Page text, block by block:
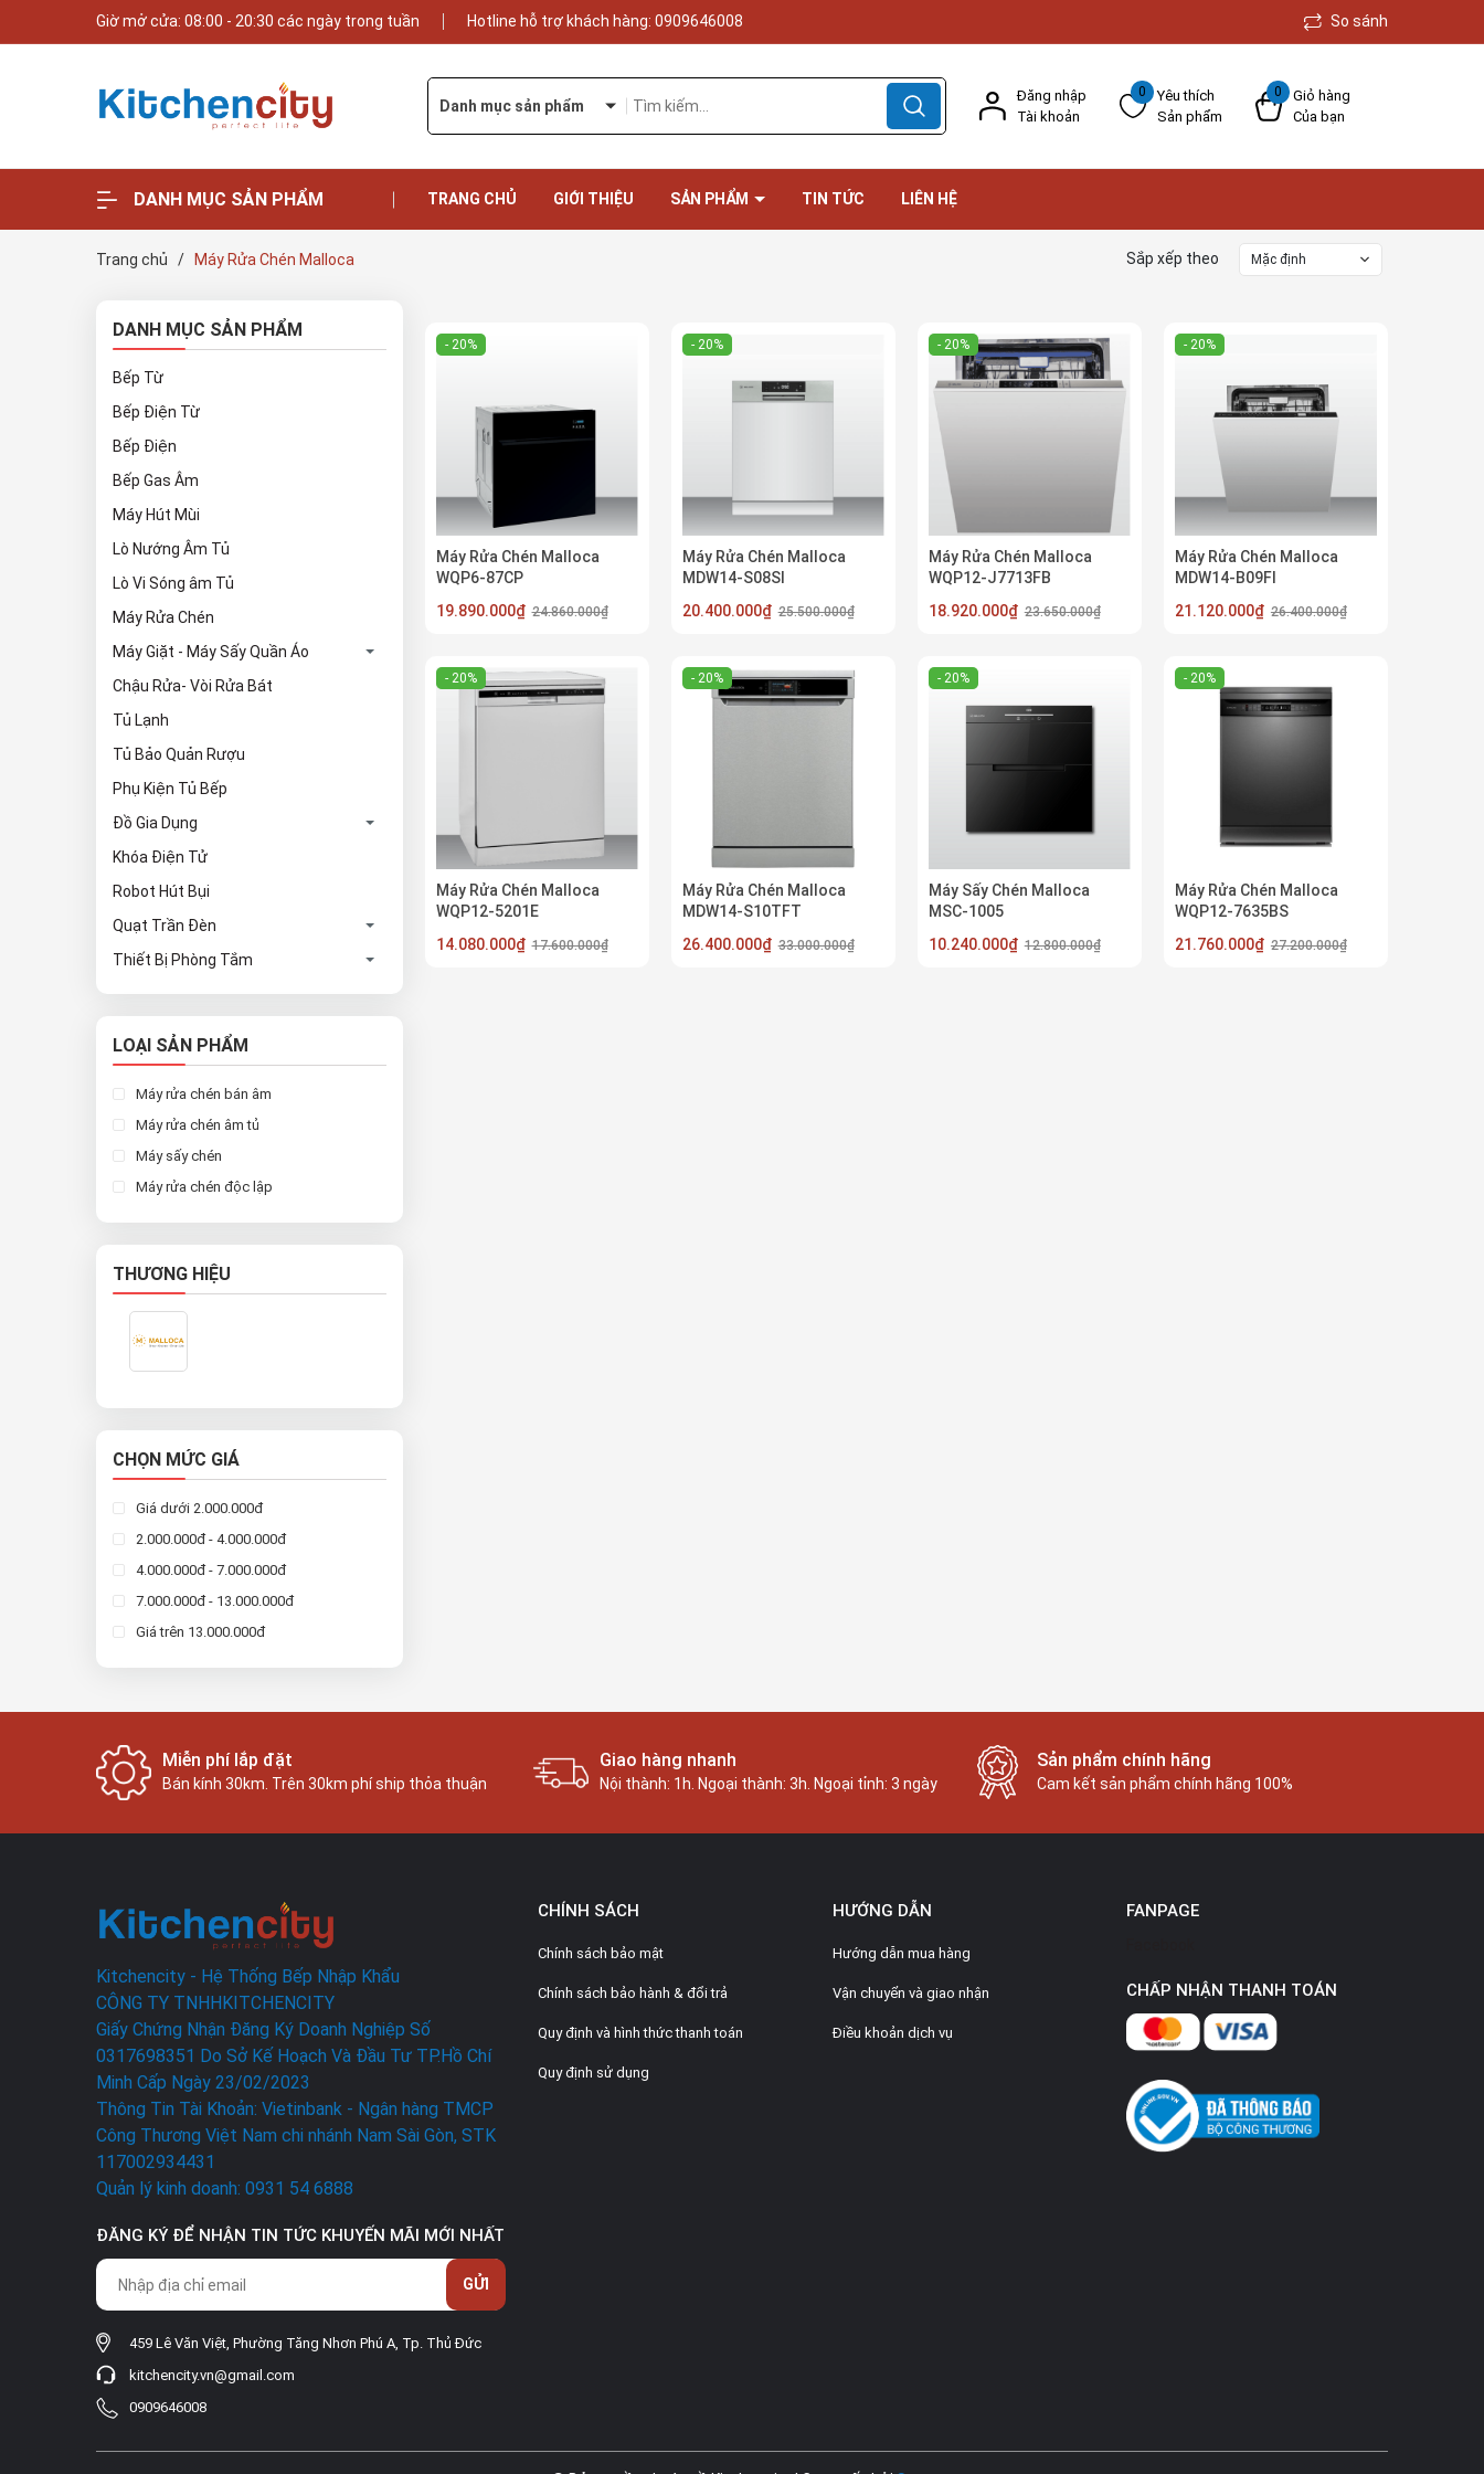
Giờ mở cửa: 08:00 - 20:30 các ngày trong tuần Hotline hỗ trợ khách hàng: 0909646008 So sánh
Danh mục sản phẩm
Đăng nhập
Tài khoản
0
Yêu thích
Sản phẩm
0
Giỏ hàng
Của bạn
DANH MỤC SẢN PHẨM TRANG CHỦ GIỚI THIỆU SẢN PHẨM TIN TỨC LIÊN HỆ
Trang chủ / Máy Rửa Chén Malloca
DANH MỤC SẢN PHẨM
Bếp Từ
Bếp Điện Từ
Bếp Điện
Bếp Gas Âm
Máy Hút Mùi
Lò Nướng Âm Tủ
Lò Vi Sóng âm Tủ
Máy Rửa Chén
Máy Giặt - Máy Sấy Quần Áo
Chậu Rửa- Vòi Rửa Bát
Tủ Lạnh
Tủ Bảo Quản Rượu
Phụ Kiện Tủ Bếp
Đồ Gia Dụng
Khóa Điện Tử
Robot Hút Bụi
Quạt Trần Đèn
Thiết Bị Phòng Tắm
LOẠI SẢN PHẨM
Máy rửa chén bán âm
Máy rửa chén âm tủ
Máy sấy chén
Máy rửa chén độc lập
THƯƠNG HIỆU
CHỌN MỨC GIÁ
Giá dưới 2.000.000đ
2.000.000đ - 4.000.000đ
4.000.000đ - 7.000.000đ
7.000.000đ - 13.000.000đ
Giá trên 13.000.000đ
Sắp xếp theo Mặc định
- 20%
Máy Rửa Chén Malloca
WQP6-87CP
19.890.000₫24.860.000₫
- 20%
Máy Rửa Chén Malloca
MDW14-S08SI
20.400.000₫25.500.000₫
- 20%
Máy Rửa Chén Malloca
WQP12-J7713FB
18.920.000₫23.650.000₫
- 20%
Máy Rửa Chén Malloca
MDW14-B09FI
21.120.000₫ 26.400.000₫
- 20%
Máy Rửa Chén Malloca
WQP12-5201E
14.080.000₫17.600.000₫
- 20%
Máy Rửa Chén Malloca
MDW14-S10TFT
26.400.000₫33.000.000₫
- 20%
Máy Sấy Chén Malloca
MSC-1005
10.240.000₫12.800.000₫
- 20%
Máy Rửa Chén Malloca
WQP12-7635BS
21.760.000₫ 27.200.000₫
Miễn phí lắp đặt
Bán kính 30km. Trên 30km phí ship thỏa thuận
Giao hàng nhanh
Nội thành: 1h. Ngoại thành: 3h. Ngoại tỉnh: 3 ngày
Sản phẩm chính hãng
Cam kết sản phẩm chính hãng 100%
Kitchencity - Hệ Thống Bếp Nhập Khẩu
CÔNG TY TNHHKITCHENCITY
Giấy Chứng Nhận Đăng Ký Doanh Nghiệp Số
0317698351 Do Sở Kế Hoạch Và Đầu Tư TP.Hồ Chí
Minh Cấp Ngày 23/02/2023
Thông Tin Tài Khoản: Vietinbank - Ngân hàng TMCP
Công Thương Việt Nam chi nhánh Nam Sài Gòn, STK
117002934431
Quản lý kinh doanh: 0931 54 6888
ĐĂNG KÝ ĐỂ NHẬN TIN TỨC KHUYẾN MÃI MỚI NHẤT
GỬI
459 Lê Văn Việt, Phường Tăng Nhơn Phú A, Tp. Thủ Đức
kitchencity.vn@gmail.com
0909646008
CHÍNH SÁCH
Chính sách bảo mật
Chính sách bảo hành & đổi trả
Quy định và hình thức thanh toán
Quy định sử dụng
HƯỚNG DẪN
Hướng dẫn mua hàng
Vận chuyển và giao nhận
Điều khoản dịch vụ
FANPAGE
CHẤP NHẬN THANH TOÁN